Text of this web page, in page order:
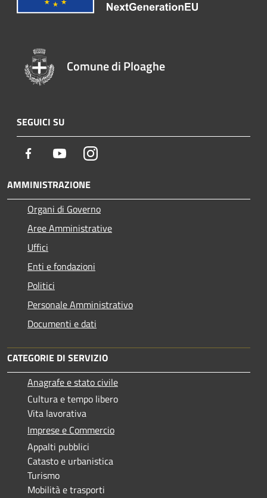
Comune di Ploaghe
SEGUICI SU
Facebook YoutubeInstagram
AMMINISTRAZIONE
Organi di Governo
Aree Amministrative
Uffici
Enti e fondazioni
Politici
Personale Amministrativo
Documenti e dati
CATEGORIE DI SERVIZIO
Anagrafe e stato civile
Cultura e tempo libero
Vita lavorativa
Imprese e Commercio
Appalti pubblici
Catasto e urbanistica
Turismo
Mobilità e trasporti